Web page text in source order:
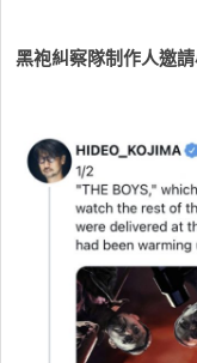
黑袍糾察隊制作人邀